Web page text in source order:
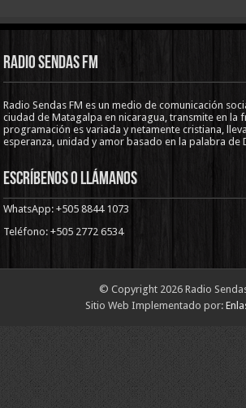
Radio Sendas FM
Radio Sendas FM es un medio de comunicación
ciudad de Matagalpa en nicaragua, transmite en la
programación es variada y netamente cristiana,
esperanza, unidad y amor basado en la palabra de
Escríbenos o llámanos
WhatsApp: +505 8844 1073
Teléfono: +505 2772 6534
© Copyright 2026 Radio
Sitio Web Implementado por: